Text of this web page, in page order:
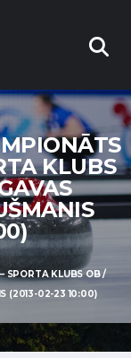
KLUBS
SPORTA KLUBS OB /
(2013-02-23 10:00)